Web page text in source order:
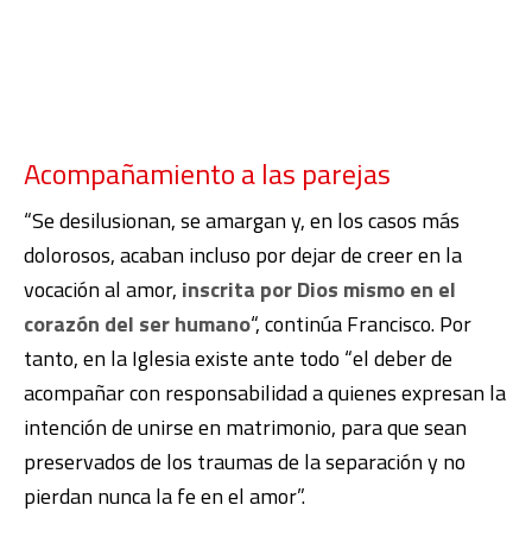
Acompañamiento a las parejas
“Se desilusionan, se amargan y, en los casos más
dolorosos, acaban incluso por dejar de creer en la
vocación al amor, inscrita por Dios mismo en el
corazón del ser humano“, continúa Francisco. Por
tanto, en la Iglesia existe ante todo “el deber de
acompañar con responsabilidad a quienes expresan la
intención de unirse en matrimonio, para que sean
preservados de los traumas de la separación y no
pierdan nunca la fe en el amor”.